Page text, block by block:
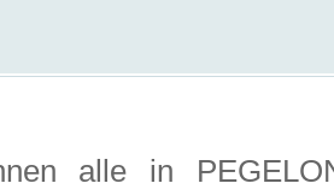
alle in